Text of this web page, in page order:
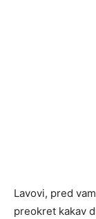
Lavovi, pred
preokret kakav